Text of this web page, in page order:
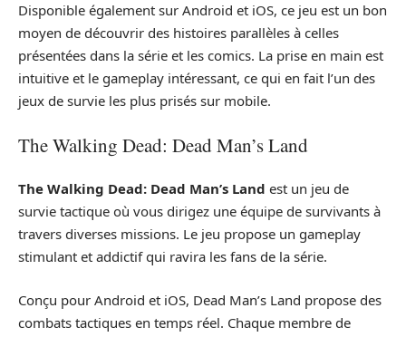
Disponible également sur Android et iOS, ce jeu est un bon
moyen de découvrir des histoires parallèles à celles
présentées dans la série et les comics. La prise en main est
intuitive et le gameplay intéressant, ce qui en fait l’un des
jeux de survie les plus prisés sur mobile.
The Walking Dead: Dead Man’s Land
The Walking Dead: Dead Man’s Land est un jeu de
survie tactique où vous dirigez une équipe de survivants à
travers diverses missions. Le jeu propose un gameplay
stimulant et addictif qui ravira les fans de la série.
Conçu pour Android et iOS, Dead Man’s Land propose des
combats tactiques en temps réel. Chaque membre de